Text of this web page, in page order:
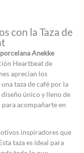
con la Taza de
Anekke
Heartbeat de
aprecian los
taza de café por la
único y lleno de
acompañarte en
inspiradores que
taza es ideal para